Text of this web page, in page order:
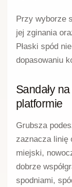
Przy wyborze
jej zginania
Płaski spód
dopasowaniu
Sandały
platformie
Grubsza
zaznacza linię
miejski,
dobrze
spodniami,